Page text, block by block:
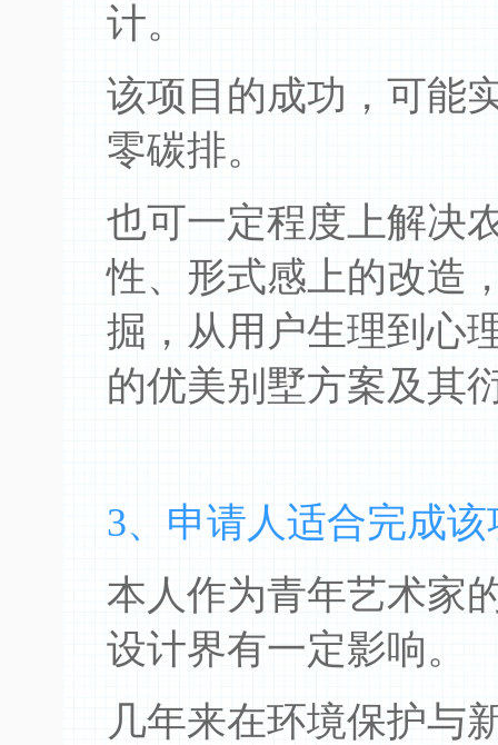
计。
该项目的成功，可能
零碳排。
也可一定程度上解决
性、形式感上的改造
掘，从用户生理到心
的优美别墅方案及其
3、申请人适合完成
本人作为青年艺术家
设计界有一定影响。
几年来在环境保护与